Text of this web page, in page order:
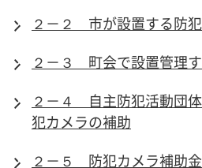
２－２ 市が設置する防
２－３ 町会で設置管理
２－４ 自主防犯活動団
犯カメラの補助
２－５ 防犯カメラ補助金